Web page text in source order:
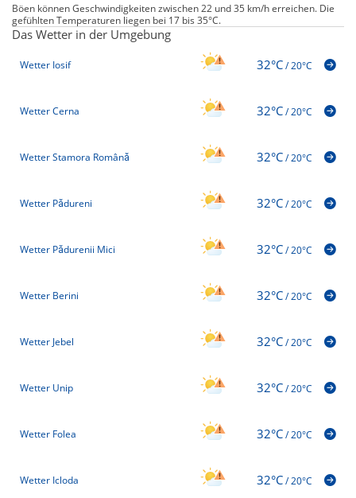
Böen können Geschwindigkeiten zwischen 22 und 35 km/h erreichen. Die
gefühlten Temperaturen liegen bei 17 bis 35°C.
Das Wetter in der Umgebung
Wetter Iosif 32°C/20°C
Wetter Cerna 32°C/20°C
Wetter Stamora Română 32°C/20°C
Wetter Pădureni 32°C/20°C
Wetter Pădurenii Mici 32°C/20°C
Wetter Berini 32°C/20°C
Wetter Jebel 32°C/20°C
Wetter Unip 32°C/20°C
Wetter Folea 32°C/20°C
Wetter Icloda 32°C/20°C